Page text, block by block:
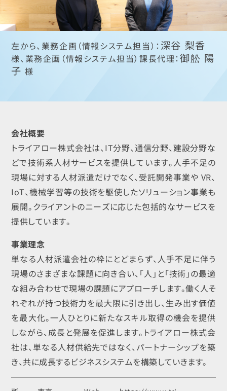
左から、業務企画（情報システム担当）： 深谷 梨香
様、業務企画（情報システム担当）課長代理：御舩 陽
子 様
会社概要
トライアロー株式会社は、IT分野、通信分野、建設分野な
どで技術系人材サービスを提供しています。人手不足の
現場に対する人材派遣だけでなく、受託開発事業や VR、
IoT、機械学習等の技術を駆使したソリューション事業も
展開。クライアントのニーズに応じた包括的なサービスを
提供しています。
事業理念
単なる人材派遣会社の枠にとどまらず、人手不足に伴う
現場のさまざまな課題に向き合い、「人」と「技術」の最適
な組み合わせで現場の課題にアプローチします。働く人そ
れぞれが持つ技術力を最大限に引き出し、生み出す価値
を最大化。一人ひとりに新たなスキル取得の機会を提供
しながら、成長と発展を促進します。トライアロー株式会
社は、単なる人材供給先ではなく、パートナーシップを築
き、共に成長するビジネスシステムを構築していきます。